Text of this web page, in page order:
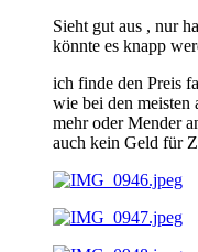
Sieht gut aus , nur
könnte es knapp
ich finde den Preis
wie bei den meisten
mehr oder Mender
auch kein Geld für